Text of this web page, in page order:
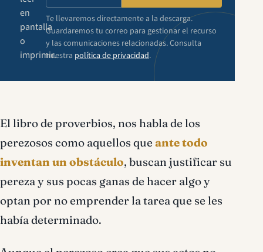
en
pantalla
o
imprimir.
Te llevaremos directamente a la descarga.
Guardaremos tu correo para gestionar el recurso
y las comunicaciones relacionadas. Consulta
nuestra política de privacidad.
El libro de proverbios, nos habla de los
perezosos como aquellos que ante todo
inventan un obstáculo, buscan justificar su
pereza y sus pocas ganas de hacer algo y
optan por no emprender la tarea que se les
había determinado.